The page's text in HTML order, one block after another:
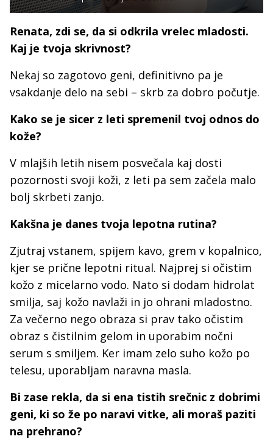
Renata, zdi se, da si odkrila vrelec mladosti.
Kaj je tvoja skrivnost?
Nekaj so zagotovo geni, definitivno pa je
vsakdanje delo na sebi – skrb za dobro počutje.
Kako se je sicer z leti spremenil tvoj odnos do
kože?
V mlajših letih nisem posvečala kaj dosti
pozornosti svoji koži, z leti pa sem začela malo
bolj skrbeti zanjo.
Kakšna je danes tvoja lepotna rutina?
Zjutraj vstanem, spijem kavo, grem v kopalnico,
kjer se prične lepotni ritual. Najprej si očistim
kožo z micelarno vodo. Nato si dodam hidrolat
smilja, saj kožo navlaži in jo ohrani mladostno.
Za večerno nego obraza si prav tako očistim
obraz s čistilnim gelom in uporabim nočni
serum s smiljem. Ker imam zelo suho kožo po
telesu, uporabljam naravna masla.
Bi zase rekla, da si ena tistih srečnic z dobrimi
geni, ki so že po naravi vitke, ali moraš paziti
na prehrano?